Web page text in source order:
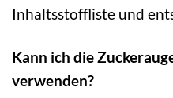
Inhaltsstoffliste und
Kann ich die
verwenden?